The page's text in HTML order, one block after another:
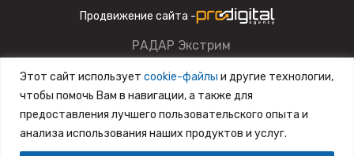
Продвижение сайта -
РАДАР Экстрим
Данный сайт несет информационный характер и ни при
каких условиях материалы и цены, размещенные на сайте,
не являются публичной офертой.
Разработка сайтаSiteZone
Этот сайт использует cookie-файлы и другие технологии,
чтобы помочь Вам в навигации, а также для
предоставления лучшего пользовательского опыта и
анализа использования наших продуктов и услуг.